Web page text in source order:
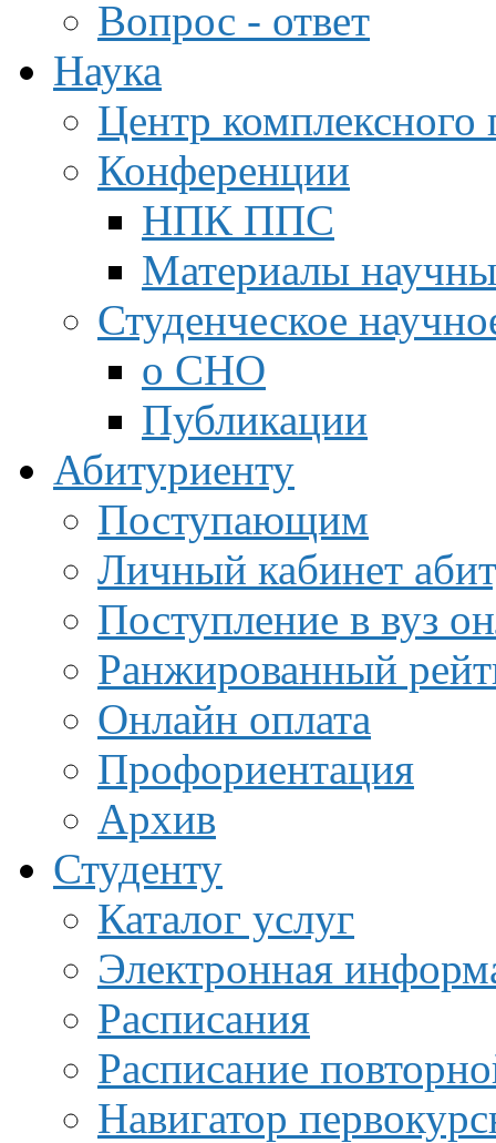
Вопрос - ответ
Наука
Центр
Конференции
НПК ППС
Материалы
Студенческое
о СНО
Публикации
Абитуриенту
Поступающим
Личный кабинет
Поступление в вуз
Ранжированный
Онлайн оплата
Профориентация
Архив
Студенту
Каталог услуг
Электронная
Расписания
Расписание
Навигатор